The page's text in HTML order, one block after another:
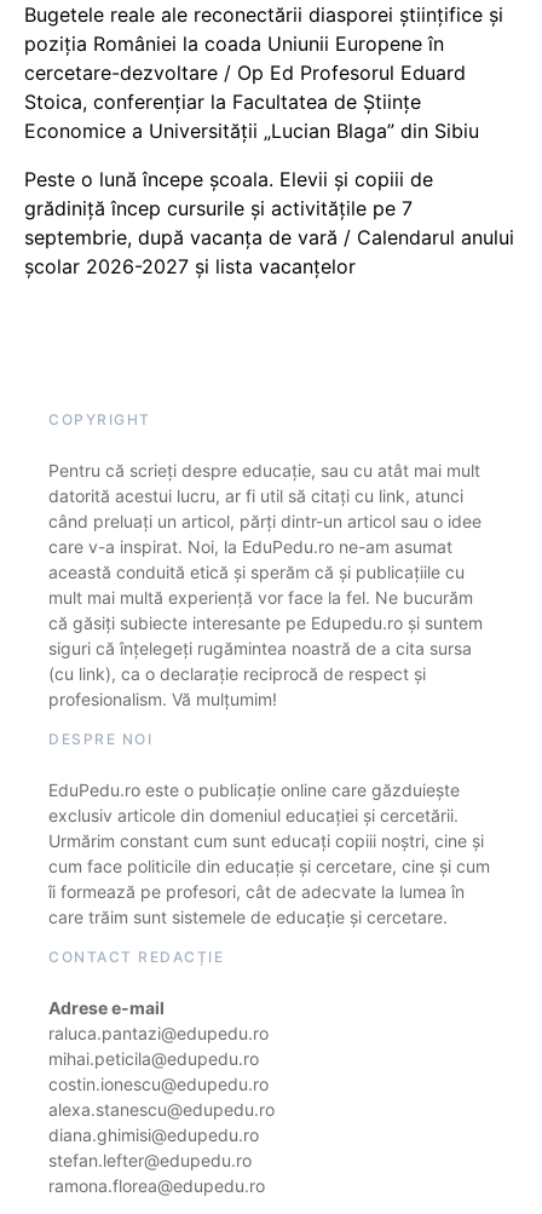
Bugetele reale ale reconectării diasporei științifice și
poziția României la coada Uniunii Europene în
cercetare-dezvoltare / Op Ed Profesorul Eduard
Stoica, conferențiar la Facultatea de Științe
Economice a Universității „Lucian Blaga” din Sibiu
Peste o lună începe școala. Elevii și copiii de
grădiniță încep cursurile și activitățile pe 7
septembrie, după vacanța de vară / Calendarul anului
școlar 2026-2027 și lista vacanțelor
COPYRIGHT
Pentru că scrieți despre educație, sau cu atât mai mult
datorită acestui lucru, ar fi util să citați cu link, atunci
când preluați un articol, părți dintr-un articol sau o idee
care v-a inspirat. Noi, la EduPedu.ro ne-am asumat
această conduită etică și sperăm că și publicațiile cu
mult mai multă experiență vor face la fel. Ne bucurăm
că găsiți subiecte interesante pe Edupedu.ro și suntem
siguri că înțelegeți rugămintea noastră de a cita sursa
(cu link), ca o declarație reciprocă de respect și
profesionalism. Vă mulțumim!
DESPRE NOI
EduPedu.ro este o publicație online care găzduiește
exclusiv articole din domeniul educației și cercetării.
Urmărim constant cum sunt educați copiii noștri, cine și
cum face politicile din educație și cercetare, cine și cum
îi formează pe profesori, cât de adecvate la lumea în
care trăim sunt sistemele de educație și cercetare.
CONTACT REDACȚIE
Adrese e-mail
raluca.pantazi@edupedu.ro
mihai.peticila@edupedu.ro
costin.ionescu@edupedu.ro
alexa.stanescu@edupedu.ro
diana.ghimisi@edupedu.ro
stefan.lefter@edupedu.ro
ramona.florea@edupedu.ro